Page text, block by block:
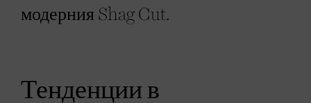
модерния Shag Cut.
Тенденции в